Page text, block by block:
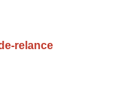
relance